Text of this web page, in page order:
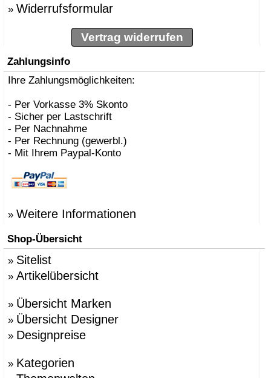
» Widerrufsformular
Vertrag widerrufen
Zahlungsinfo
Ihre Zahlungsmöglichkeiten:
- Per Vorkasse 3% Skonto
- Sicher per Lastschrift
- Per Nachnahme
- Per Rechnung (gewerbl.)
- Mit Ihrem Paypal-Konto
» Weitere Informationen
Shop-Übersicht
» Sitelist
» Artikelübersicht
» Übersicht Marken
» Übersicht Designer
» Designpreise
» Kategorien